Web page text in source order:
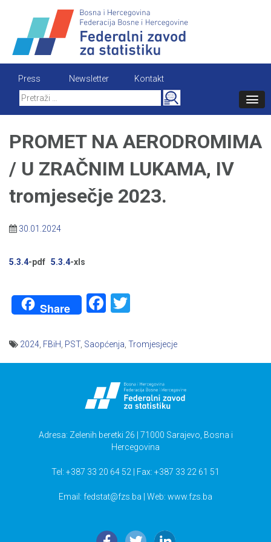
content
Press Newsletter
Kontakt
Search
for:
PROMET NA AERODROMIMA
/ U ZRAČNIM LUKAMA, IV
tromjesečje 2023.
30.01.2024
5.3.4-pdf 5.3.4-xls
Share Facebook
2024 FBiH PST, Saopćenja Tromjesjecje
Adresa: Zelenih beretki 26 | 71000 Sarajevo, Bosna i
Hercegovina
Tel: +387 33 20 64 52 | Fax: +387 33 22 61 51
Email: fedstat@fzs.ba | Web: www.fzs.ba